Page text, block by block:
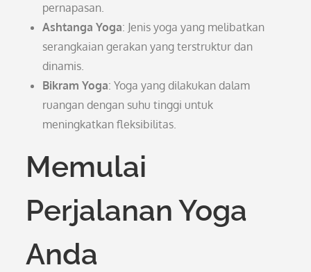
pernapasan.
Ashtanga Yoga: Jenis yoga yang melibatkan
serangkaian gerakan yang terstruktur dan
dinamis.
Bikram Yoga: Yoga yang dilakukan dalam
ruangan dengan suhu tinggi untuk
meningkatkan fleksibilitas.
Memulai
Perjalanan Yoga
Anda